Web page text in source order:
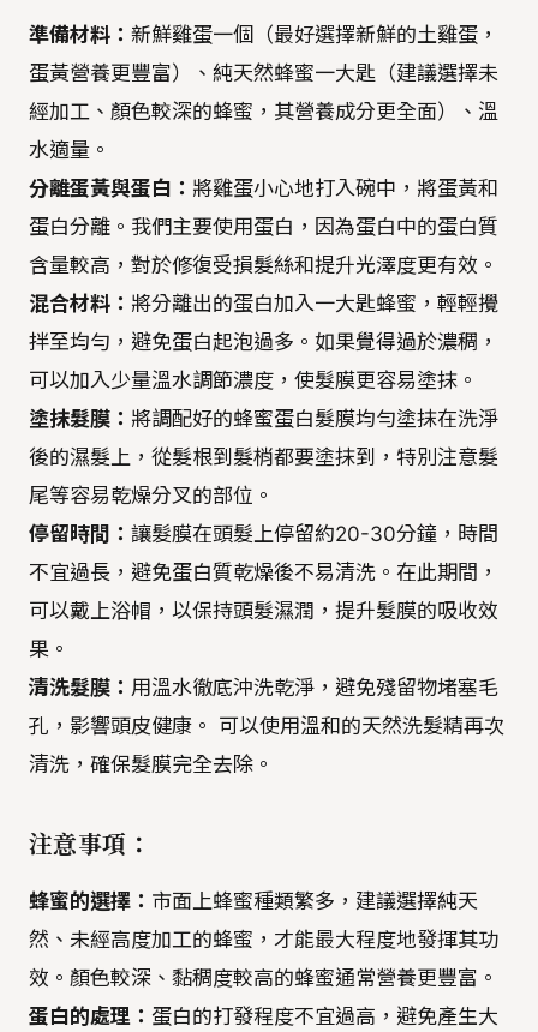
準備材料： 新鮮雞蛋一個（最好選擇新鮮的土雞蛋，
蛋黃營養更豐富）、純天然蜂蜜一大匙（建議選擇未
經加工、顏色較深的蜂蜜，其營養成分更全面）、溫
水適量。
分離蛋黃與蛋白： 將雞蛋小心地打入碗中，將蛋黃和
蛋白分離。我們主要使用蛋白，因為蛋白中的蛋白質
含量較高，對於修復受損髮絲和提升光澤度更有效。
混合材料： 將分離出的蛋白加入一大匙蜂蜜，輕輕攪
拌至均勻，避免蛋白起泡過多。如果覺得過於濃稠，
可以加入少量溫水調節濃度，使髮膜更容易塗抹。
塗抹髮膜： 將調配好的蜂蜜蛋白髮膜均勻塗抹在洗淨
後的濕髮上，從髮根到髮梢都要塗抹到，特別注意髮
尾等容易乾燥分叉的部位。
停留時間： 讓髮膜在頭髮上停留約20-30分鐘，時間
不宜過長，避免蛋白質乾燥後不易清洗。在此期間，
可以戴上浴帽，以保持頭髮濕潤，提升髮膜的吸收效
果。
清洗髮膜： 用溫水徹底沖洗乾淨，避免殘留物堵塞毛
孔，影響頭皮健康。 可以使用溫和的天然洗髮精再次
清洗，確保髮膜完全去除。
注意事項：
蜂蜜的選擇： 市面上蜂蜜種類繁多，建議選擇純天
然、未經高度加工的蜂蜜，才能最大程度地發揮其功
效。顏色較深、黏稠度較高的蜂蜜通常營養更豐富。
蛋白的處理： 蛋白的打發程度不宜過高，避免產生大